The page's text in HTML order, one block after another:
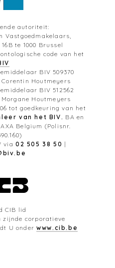
autoriteit:
Vastgoedmakelaars,
te 1000 Brussel
code van het
BIV 509370
Houtmeyers
BIV 512562
Houtmeyers
tot goedkeuring van het
van het BIV. BA en
Belgium (Polisnr.
via 02 505 38 50 |
CIB lid
zijnde corporatieve
U onderwww.cib.be